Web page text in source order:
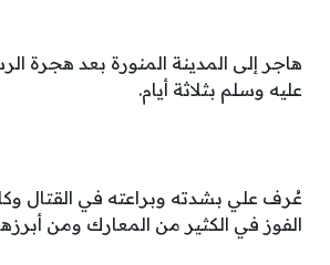
هاجر إلى المدينة المنورة بعد هجرة
عليه وسلم بثلاثة أيام.
عُرف علي بشدته وبراعته في القتال
الفوز في الكثير من المعارك ومن